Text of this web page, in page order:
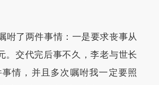
了两件事情：一是要求丧事从
。交代完后事不久，李老与世长
情，并且多次嘱咐我一定要照